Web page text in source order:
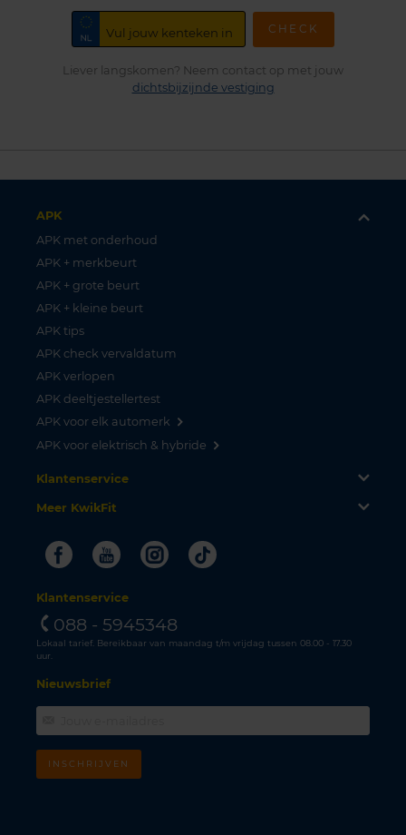
CHECK
Liever langskomen? Neem contact op met jouw
dichtsbijzijnde vestiging
APK
APK met onderhoud
APK + merkbeurt
APK + grote beurt
APK + kleine beurt
APK tips
APK check vervaldatum
APK verlopen
APK deeltjestellertest
APK voor elk automerk
APK voor elektrisch & hybride
Klantenservice
Meer KwikFit
FacebookYoutubeInstagram
Tiktok
Klantenservice
088 - 5945348
Lokaal tarief. Bereikbaar van maandag t/m vrijdag tussen 08.00 - 17.30
uur.
Nieuwsbrief
INSCHRIJVEN